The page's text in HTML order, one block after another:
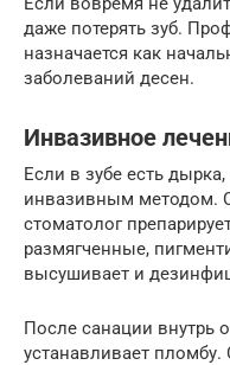
даже потерять зуб.
назначается как
заболеваний десен.
Инвазивное
Если в зубе есть
инвазивным методом.
стоматолог
размягченные,
высушивает и
После санации внутрь
устанавливает